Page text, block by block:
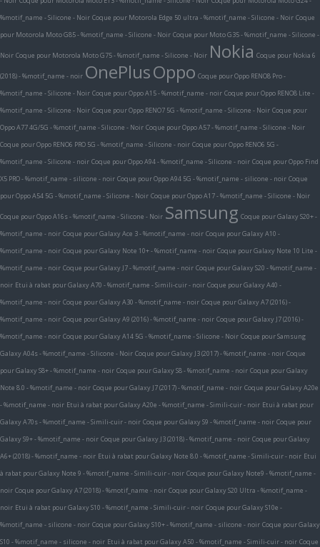
%motif_name - Silicone - Noir Coque pour Motorola Edge 50 ultra - %motif_name - Silicone - Noir Coque
pour Motorola Moto G85 - %motif_name - Silicone - Noir Coque pour Moto G35 - %motif_name - Silicone -
Noir Coque pour Motorola Moto G75 - %motif_name - Silicone - Noir Nokia Coque pour Nokia 6
(2018) - %motif_name - noir OnePlusOppo Coque pour Oppo RENO8 Pro -
%motif_name - Silicone - Noir Coque pour Oppo A15 - %motif_name - noir Coque pour Oppo RENO8 Lite -
%motif_name - Silicone - Noir Coque pour Oppo RENO7 5G - %motif_name - Silicone - Noir Coque pour
Oppo A77 4G/5G - %motif_name - Silicone - Noir Coque pour Oppo A57 - %motif_name - Silicone - Noir
Coque pour Oppo RENO6 PRO 5G - %motif_name - Silicone - noir Coque pour Oppo RENO6 5G -
%motif_name - Silicone - noir Coque pour Oppo A94 - %motif_name - Silicone - noir Coque pour Oppo Find
X5 PRO - %motif_name - silicone - noir Coque pour Oppo A94 5G - %motif_name - silicone - noir Coque
pour Oppo A54 5G - %motif_name - Silicone - Noir Coque pour Oppo A17 - %motif_name - Silicone - Noir
Coque pour Oppo A16s - %motif_name - Silicone - Noir Samsung Coque pour Galaxy S20+ -
%motif_name - noir Coque pour Galaxy Ace 3 - %motif_name - noir Coque pour Galaxy A10 -
%motif_name - noir Coque pour Galaxy Note 10+ - %motif_name - noir Coque pour Galaxy Note 10 Lite -
%motif_name - noir Coque pour Galaxy J7 - %motif_name - noir Coque pour Galaxy S20 - %motif_name -
noir Etui à rabat pour Galaxy A70 - %motif_name - Simili-cuir - noir Coque pour Galaxy A40 -
%motif_name - noir Coque pour Galaxy A30 - %motif_name - noir Coque pour Galaxy A7 (2016) -
%motif_name - noir Coque pour Galaxy A9 (2016) - %motif_name - noir Coque pour Galaxy J7 (2016) -
%motif_name - noir Coque pour Galaxy A14 5G - %motif_name - Silicone - Noir Coque pour Samsung
Galaxy A04s - %motif_name - Silicone - Noir Coque pour Galaxy J3 (2017) - %motif_name - noir Coque
pour Galaxy S8+ - %motif_name - noir Coque pour Galaxy S8 - %motif_name - noir Coque pour Galaxy
Note 8.0 - %motif_name - noir Coque pour Galaxy J7 (2017) - %motif_name - noir Coque pour Galaxy A20e
- %motif_name - noir Etui à rabat pour Galaxy A20e - %motif_name - Simili-cuir - noir Etui à rabat pour
Galaxy A70s - %motif_name - Simili-cuir - noir Coque pour Galaxy S9 - %motif_name - noir Coque pour
Galaxy S9+ - %motif_name - noir Coque pour Galaxy J3 (2018) - %motif_name - noir Coque pour Galaxy
A6+ (2018) - %motif_name - noir Etui à rabat pour Galaxy Note 8.0 - %motif_name - Simili-cuir - noir Etui
à rabat pour Galaxy Note 9 - %motif_name - Simili-cuir - noir Coque pour Galaxy Note9 - %motif_name -
noir Coque pour Galaxy A7 (2018) - %motif_name - noir Coque pour Galaxy S20 Ultra - %motif_name -
noir Etui à rabat pour Galaxy S10 - %motif_name - Simili-cuir - noir Coque pour Galaxy S10e -
%motif_name - silicone - noir Coque pour Galaxy S10+ - %motif_name - silicone - noir Coque pour Galaxy
S10 - %motif_name - silicone - noir Etui à rabat pour Galaxy A50 - %motif_name - Simili-cuir - noir Coque